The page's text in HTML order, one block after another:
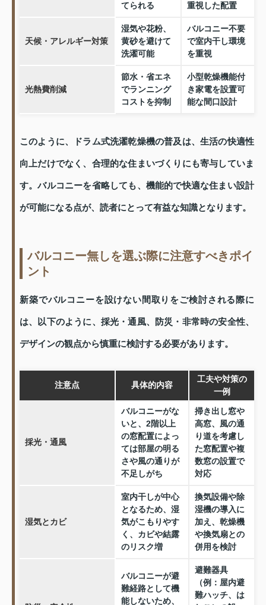
てられる
重視した配置
天候・アレルギー対策
湿気や花粉、
黄砂を避けて
洗濯可能
バルコニー不要
で室内干し環境
を重視
光熱費削減
節水・省エネ
でランニング
コストを抑制
小型乾燥機能付
き家電を設置可
能な間口設計
このように、ドラム式洗濯乾燥機の普及は、生活の快適性
向上だけでなく、合理的な住まいづくりにも寄与していま
す。バルコニーを省略しても、機能的で快適な住まい設計
が可能になる点が、読者にとって有益な知識となります。
バルコニー無しを選ぶ際に注意すべきポイ
ント
新築でバルコニーを設けない間取りをご検討される際に
は、以下のように、採光・通風、防災・非常時の安全性、
デザインの観点から慎重に検討する必要があります。
注意点 具体的内容
工夫や対策の
一例
採光・通風
バルコニーがな
いと、2階以上
の窓配置によっ
ては部屋の明る
さや風の通りが
不足しがち
掃き出し窓や
高窓、風の通
り道を考慮し
た窓配置や複
数窓の設置で
対応
湿気とカビ
室内干しが中心
となるため、湿
気がこもりやす
く、カビや結露
のリスク増
換気設備や除
湿機の導入に
加え、乾燥機
や換気扇との
併用を検討
バルコニーが避
難経路として機
能しないため、
避難器具
（例：屋内避
難ハッチ、は